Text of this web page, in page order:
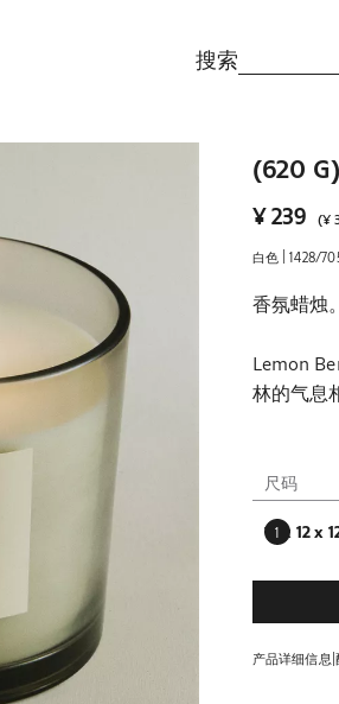
搜索
(620
¥ 239 (¥
白色 | 1428/
香氛蜡烛
Lemon
林的气息
前调：
基调：
尺码
12 x 12 x
请输入购
数量更新为
产品详细信息 |